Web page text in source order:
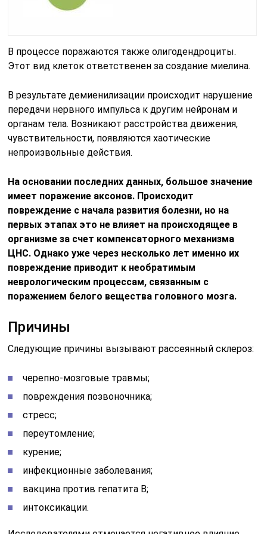
В процессе поражаются также олигодендроциты.
Этот вид клеток ответственен за создание миелина.
В результате демиенилизации происходит нарушение
передачи нервного импульса к другим нейронам и
органам тела. Возникают расстройства движения,
чувствительности, появляются хаотические
непроизвольные действия.
На основании последних данных, большое значение
имеет поражение аксонов. Происходит
повреждение с начала развития болезни, но на
первых этапах это не влияет на происходящее в
организме за счет компенсаторного механизма
ЦНС. Однако уже через несколько лет именно их
повреждение приводит к необратимым
неврологическим процессам, связанным с
поражением белого вещества головного мозга.
Причины
Следующие причины вызывают рассеянный склероз:
черепно-мозговые травмы;
повреждения позвоночника;
стресс;
переутомление;
курение;
инфекционные заболевания;
вакцина против гепатита B;
интоксикации.